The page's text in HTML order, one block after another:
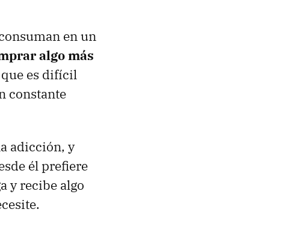
en un
algo más
es difícil
constante
adicción, y
él prefiere
y recibe algo